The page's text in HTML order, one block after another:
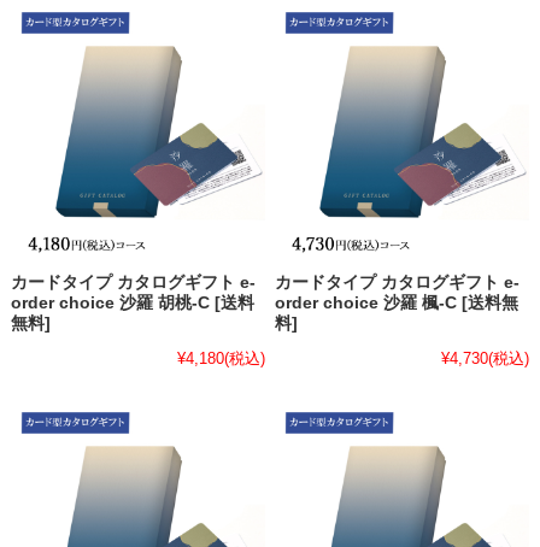
カードタイプ カタログギフト e-
order choice 沙羅 胡桃-C [送料
無料]
¥4,180(税込)
カードタイプ カタログギフト e-
order choice 沙羅 楓-C [送料無
料]
¥4,730(税込)